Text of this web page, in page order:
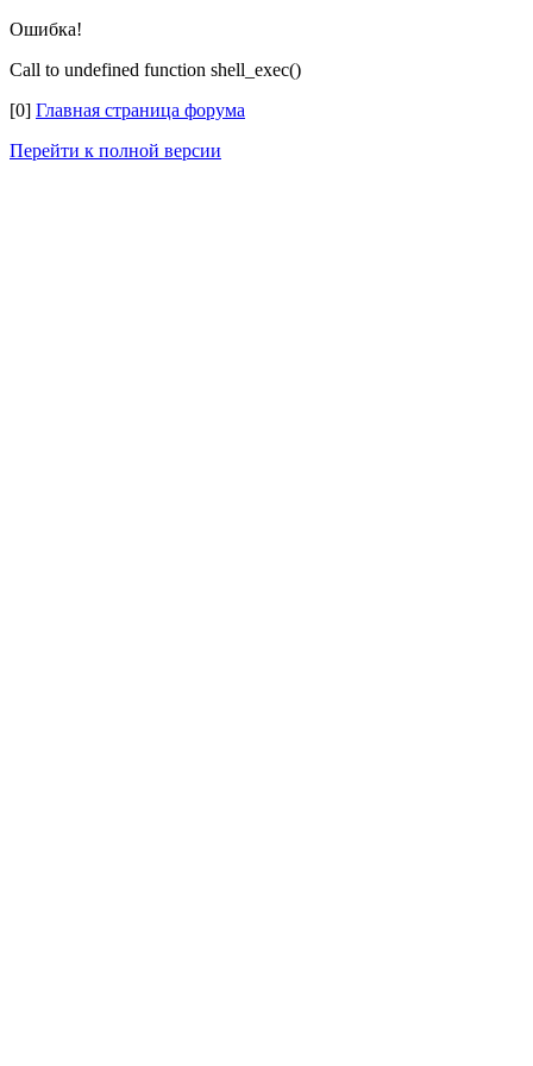
Ошибка!
Call to undefined function shell_exec()
[0] Главная страница форума
Перейти к полной версии